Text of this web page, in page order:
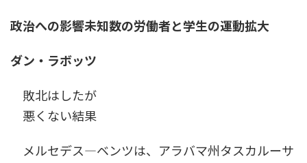
政治への影響未知数の労働者と学生の運動拡大
ダン・ラボッツ
敗北はしたが
悪くない結果
メルセデス―ベンツは、アラバマ州タスカルーサ